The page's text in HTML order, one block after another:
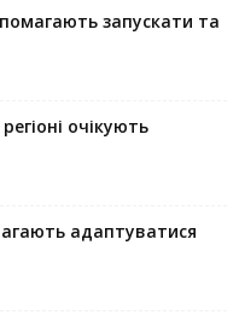
запускaти та
очікують
адаптуватися